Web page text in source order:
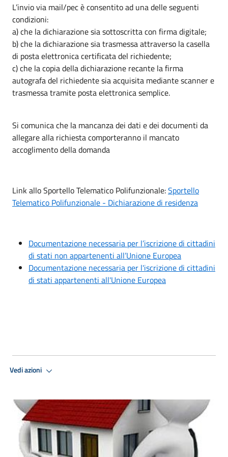
L’invio via mail/pec è consentito ad una delle seguenti
condizioni:
a) che la dichiarazione sia sottoscritta con firma digitale;
b) che la dichiarazione sia trasmessa attraverso la casella
di posta elettronica certificata del richiedente;
c) che la copia della dichiarazione recante la firma
autografa del richiedente sia acquisita mediante scanner e
trasmessa tramite posta elettronica semplice.
Si comunica che la mancanza dei dati e dei documenti da
allegare alla richiesta comporteranno il mancato
accoglimento della domanda
Link allo Sportello Telematico Polifunzionale:Sportello
Telematico Polifunzionale - Dichiarazione di residenza
Documentazione necessaria per l’iscrizione di cittadini
di stati non appartenenti all’Unione Europea
Documentazione necessaria per l'iscrizione di cittadini
di stati appartenenti all'Unione Europea
Vedi azioni